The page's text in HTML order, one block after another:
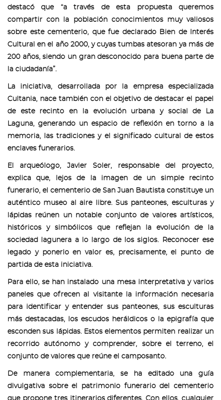
destacó que “a través de esta propuesta queremos
compartir con la población conocimientos muy valiosos
sobre este cementerio, que fue declarado Bien de Interés
Cultural en el año 2000, y cuyas tumbas atesoran ya más de
200 años, siendo un gran desconocido para buena parte de
la ciudadanía”.
La iniciativa, desarrollada por la empresa especializada
Cultania, nace también con el objetivo de destacar el papel
de este recinto en la evolución urbana y social de La
Laguna, generando un espacio de reflexión en torno a la
memoria, las tradiciones y el significado cultural de estos
enclaves funerarios.
El arqueólogo, Javier Soler, responsable del proyecto,
explica que, lejos de la imagen de un simple recinto
funerario, el cementerio de San Juan Bautista constituye un
auténtico museo al aire libre. Sus panteones, esculturas y
lápidas reúnen un notable conjunto de valores artísticos,
históricos y simbólicos que reflejan la evolución de la
sociedad lagunera a lo largo de los siglos. Reconocer ese
legado y ponerlo en valor es, precisamente, el punto de
partida de esta iniciativa.
Para ello, se han instalado una mesa interpretativa y varios
paneles que ofrecen al visitante la información necesaria
para identificar y entender sus panteones, sus esculturas
más destacadas, los escudos heráldicos o la epigrafía que
esconden sus lápidas. Estos elementos permiten realizar un
recorrido autónomo y comprender, sobre el terreno, el
conjunto de valores que reúne el camposanto.
De manera complementaria, se ha editado una guía
divulgativa sobre el patrimonio funerario del cementerio
que propone tres itinerarios diferentes. Con ellos, cualquier